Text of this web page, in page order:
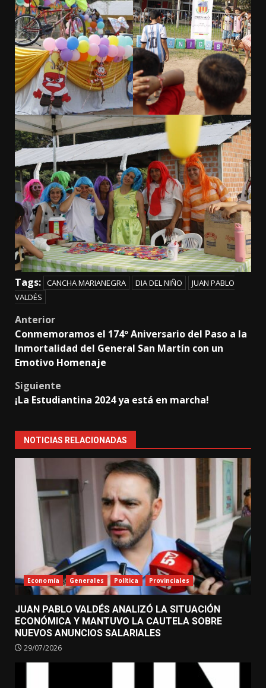
Tags: CANCHA MARIANEGRA DIA DEL NIÑO
JUAN PABLO
VALDÉS
Post
navigation
Anterior
Conmemoramos el 174º Aniversario del Paso a la
Inmortalidad del General San Martín con un
Emotivo Homenaje
Siguiente
¡La Estudiantina 2024 ya está en marcha!
NOTICIAS RELACIONADAS
Economía Generales Política Provinciales
JUAN PABLO VALDÉS ANALIZÓ LA SITUACIÓN
ECONÓMICA Y MANTUVO LA CAUTELA SOBRE
NUEVOS ANUNCIOS SALARIALES
29/07/2026